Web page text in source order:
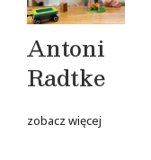
Antoni
Radtke
zobacz więcej